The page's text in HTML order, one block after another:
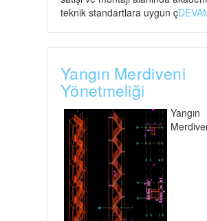
teknik standartlara uygun ç
Yangın Merdiveni
Yönetmeliği
Yangın